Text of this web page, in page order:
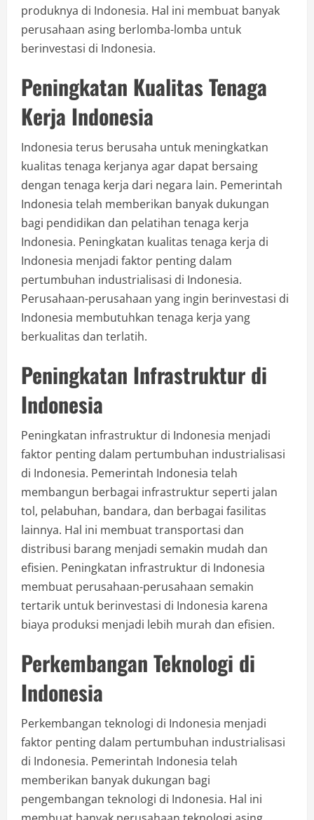
produknya di Indonesia. Hal ini membuat banyak
perusahaan asing berlomba-lomba untuk
berinvestasi di Indonesia.
Peningkatan Kualitas Tenaga
Kerja Indonesia
Indonesia terus berusaha untuk meningkatkan
kualitas tenaga kerjanya agar dapat bersaing
dengan tenaga kerja dari negara lain. Pemerintah
Indonesia telah memberikan banyak dukungan
bagi pendidikan dan pelatihan tenaga kerja
Indonesia. Peningkatan kualitas tenaga kerja di
Indonesia menjadi faktor penting dalam
pertumbuhan industrialisasi di Indonesia.
Perusahaan-perusahaan yang ingin berinvestasi di
Indonesia membutuhkan tenaga kerja yang
berkualitas dan terlatih.
Peningkatan Infrastruktur di
Indonesia
Peningkatan infrastruktur di Indonesia menjadi
faktor penting dalam pertumbuhan industrialisasi
di Indonesia. Pemerintah Indonesia telah
membangun berbagai infrastruktur seperti jalan
tol, pelabuhan, bandara, dan berbagai fasilitas
lainnya. Hal ini membuat transportasi dan
distribusi barang menjadi semakin mudah dan
efisien. Peningkatan infrastruktur di Indonesia
membuat perusahaan-perusahaan semakin
tertarik untuk berinvestasi di Indonesia karena
biaya produksi menjadi lebih murah dan efisien.
Perkembangan Teknologi di
Indonesia
Perkembangan teknologi di Indonesia menjadi
faktor penting dalam pertumbuhan industrialisasi
di Indonesia. Pemerintah Indonesia telah
memberikan banyak dukungan bagi
pengembangan teknologi di Indonesia. Hal ini